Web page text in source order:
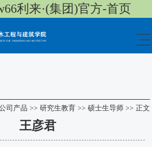
利来·(集团)官方-首页
司产品 >> 研究生教育 >> 硕士生导师 >> 正文
王彦君